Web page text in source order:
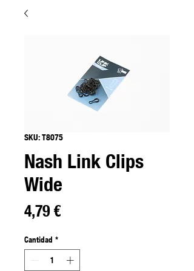
SKU: T8075
Nash Link Clips
Wide
4,79 €Precio
Cantidad *